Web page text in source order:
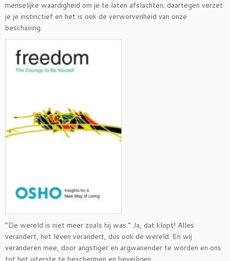
menselijke waardigheid om je te laten afslachten; daartegen verzet
je je instinctief en het is ook de verworvenheid van onze
beschaving.
“De wereld is niet meer zoals hij was.” Ja, dat klopt! Alles
verandert, het leven verandert, dus ook de wereld. En wij
veranderen mee, door angstiger en argwanender te worden en ons
tot het uiterste te beschermen en beveiligen.